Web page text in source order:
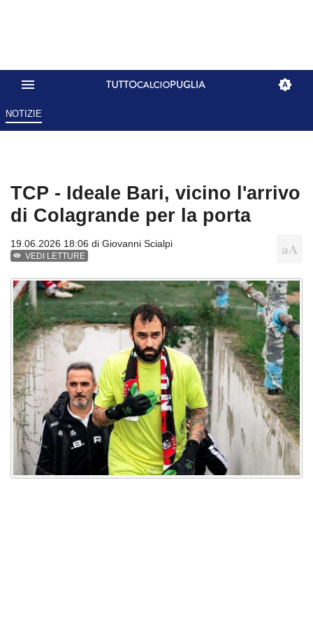
NOTIZIE
TCP - Ideale Bari, vicino l'arrivo
di Colagrande per la porta
19.06.2026 18:06 di Giovanni Scialpi
VEDI LETTURE